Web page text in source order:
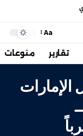
Aa
تقارير منوعات
الإمارات